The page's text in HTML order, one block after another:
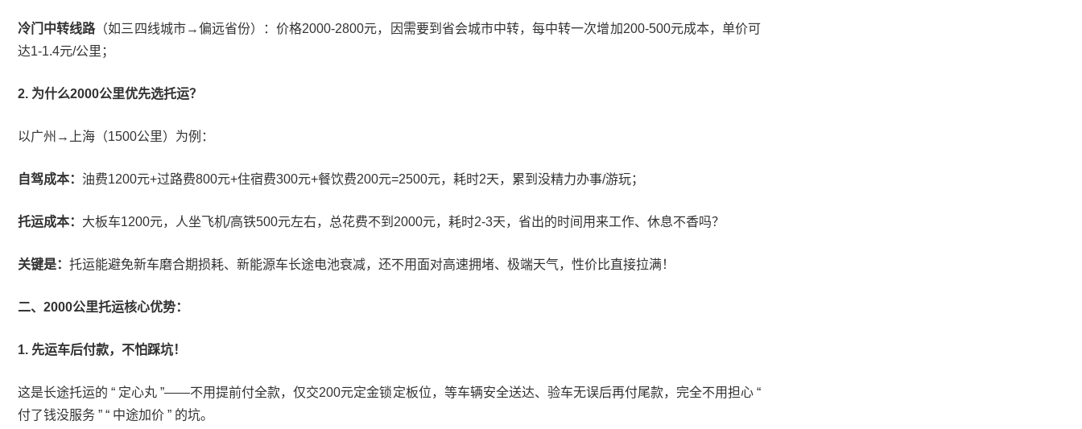
冷门中转线路（如三四线城市→偏远省份）：价格2000-2800元，因需要到省会城市中转，每中转一次增加200-500元成本，单价可
达1-1.4元/公里；
2. 为什么2000公里优先选托运？
以广州→上海（1500公里）为例：
自驾成本： 油费1200元+过路费800元+住宿费300元+餐饮费200元=2500元，耗时2天，累到没精力办事/游玩；
托运成本： 大板车1200元，人坐飞机/高铁500元左右，总花费不到2000元，耗时2-3天，省出的时间用来工作、休息不香吗？
关键是： 托运能避免新车磨合期损耗、新能源车长途电池衰减，还不用面对高速拥堵、极端天气，性价比直接拉满！
二、2000公里托运核心优势：
1. 先运车后付款，不怕踩坑！
这是长途托运的 “ 定心丸 ”——不用提前付全款，仅交200元定金锁定板位，等车辆安全送达、验车无误后再付尾款，完全不用担心 “
付了钱没服务 ” “ 中途加价 ” 的坑。